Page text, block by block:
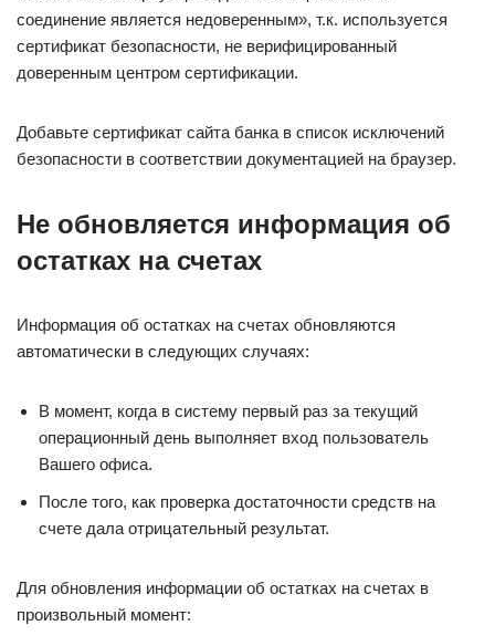
соединение является недоверенным», т.к. используется
сертификат безопасности, не верифицированный
доверенным центром сертификации.
Добавьте сертификат сайта банка в список исключений
безопасности в соответствии документацией на браузер.
Не обновляется информация об
остатках на счетах
Информация об остатках на счетах обновляются
автоматически в следующих случаях:
В момент, когда в систему первый раз за текущий
операционный день выполняет вход пользователь
Вашего офиса.
После того, как проверка достаточности средств на
счете дала отрицательный результат.
Для обновления информации об остатках на счетах в
произвольный момент: